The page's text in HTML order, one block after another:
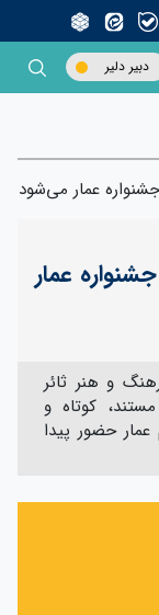
دبیر دلیر
جشنواره عمار
و هنر ثائر
مستند، کوتاه و
حضور پیدا